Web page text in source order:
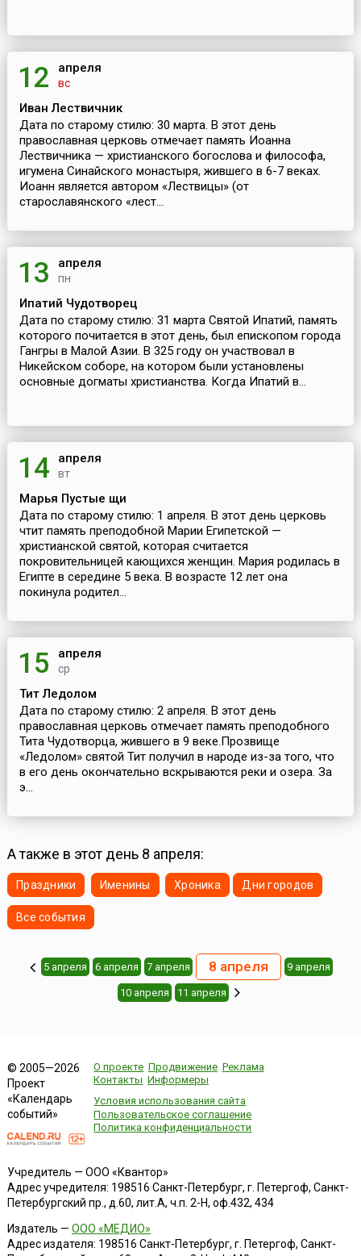
12 апреля
вс
Иван Лествичник
Дата по старому стилю: 30 марта. В этот день
православная церковь отмечает память Иоанна
Лествичника — христианского богослова и философа,
игумена Синайского монастыря, жившего в 6-7 веках.
Иоанн является автором «Лествицы» (от
старославянского «лест...
13 апреля
пн
Ипатий Чудотворец
Дата по старому стилю: 31 марта Святой Ипатий, память
которого почитается в этот день, был епископом города
Гангры в Малой Азии. В 325 году он участвовал в
Никейском соборе, на котором были установлены
основные догматы христианства. Когда Ипатий в...
14 апреля
вт
Марья Пустые щи
Дата по старому стилю: 1 апреля. В этот день церковь
чтит память преподобной Марии Египетской —
христианской святой, которая считается
покровительницей кающихся женщин. Мария родилась в
Египте в середине 5 века. В возрасте 12 лет она
покинула родител...
15 апреля
ср
Тит Ледолом
Дата по старому стилю: 2 апреля. В этот день
православная церковь отмечает память преподобного
Тита Чудотворца, жившего в 9 веке.Прозвище
«Ледолом» святой Тит получил в народе из-за того, что
в его день окончательно вскрываются реки и озера. За
э...
А также в этот день 8 апреля:
Праздники Именины Хроника Дни городов
Все события
5 апреля 6 апреля 7 апреля 8 апреля 9 апреля
10 апреля 11 апреля
© 2005—2026
Проект
«Календарь
событий»
О проекте Продвижение Реклама
Контакты Информеры
Условия использования сайта
Пользовательское соглашение
Политика конфиденциальности
Учредитель — ООО «Квантор»
Адрес учредителя: 198516 Санкт-Петербург, г. Петергоф, Санкт-
Петербургский пр., д.60, лит.А, ч.п. 2-Н, оф.432, 434
Издатель — ООО «МЕДИО»
Адрес издателя: 198516 Санкт-Петербург, г. Петергоф, Санкт-